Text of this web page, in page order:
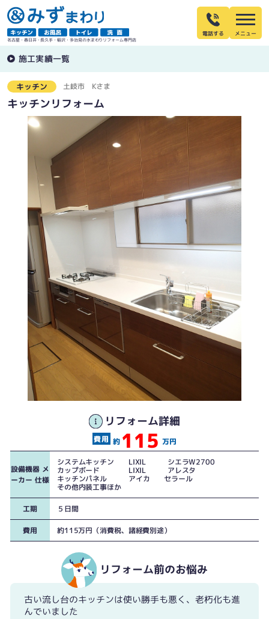
名古屋・春日井・長久手・稲沢・多治見の水まわりリフォーム専門店
電話する
施工実績一覧
キッチン 土岐市 Kさま
キッチンリフォーム
リフォーム詳細
約 115 万円
設備機器 メ
ーカー 仕様
システムキッチン LIXIL シエラW2700
カップボード LIXIL アレスタ
キッチンパネル アイカ セラール
その他内装工事ほか
工期 ５日間
費用 約115万円（消費税、諸経費別途）
リフォーム前のお悩み
古い流し台のキッチンは使い勝手も悪く、老朽化も進
んでいました
年数が経った台所空間は少し暗い印象でした
奥行き60センチのシステムキッチンですが中央の調理スペースを大きくとって
使いやすく設計